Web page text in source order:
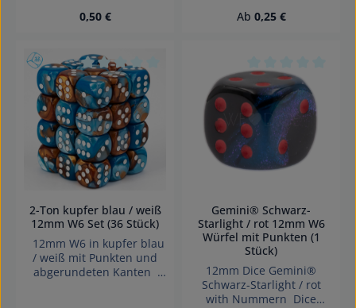
Regulärer Preis:
0,50 €
Wegen verschluckbarer
Regulärer Preis:
Ab 0,25 €
Durchschnittliche Bewertung von 0 von 5
2-Ton kupfer blau / weiß
12mm W6 Set (36 Stück)
12mm W6 in kupfer blau
/ weiß mit Punkten und
abgerundeten Kanten
Durchschnittliche
Gemini® Schwarz-
Starlight / rot 12mm W6
Würfel mit Punkten (1
Stück)
12mm Dice Gemini®
Schwarz-Starlight / rot
with Nummern Dice